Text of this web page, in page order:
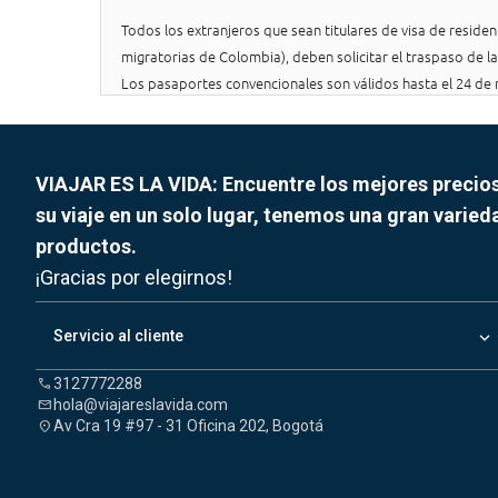
Todos los extranjeros que sean titulares de visa de
migratorias de Colombia), deben solicitar el traspaso de
Los pasaportes convencionales son válidos hasta el 24
VIAJAR ES LA VIDA: Encuentre los mejores
su viaje en un solo lugar, tenemos una gran
productos.
¡Gracias por elegirnos!
Servicio al cliente keyboard_arrow_down
call3127772288
mailhola@viajareslavida.com
location_onAv Cra 19 #97 - 31 Oficina 202, Bogotá